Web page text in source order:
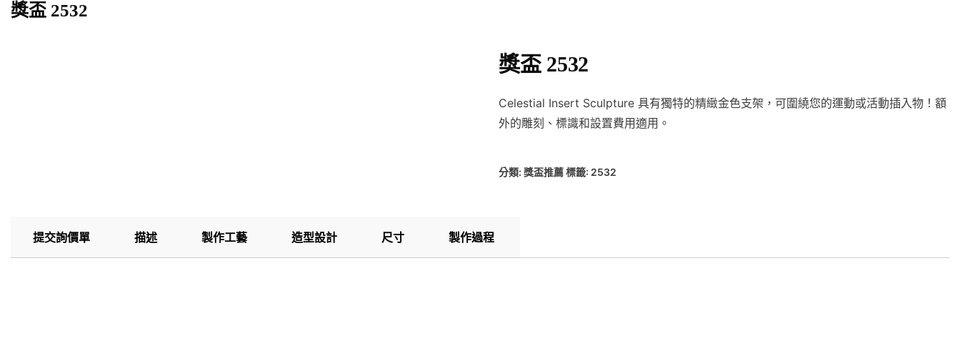
獎盃 2532
獎盃 2532
Celestial Insert Sculpture 具有獨特的精緻金色支架，可圍繞您的運動或活動插入物！額
外的雕刻、標識和設置費用適用。
分類:獎盃推薦標籤: 2532
提交詢價單 描述 製作工藝 造型設計 尺寸 製作過程